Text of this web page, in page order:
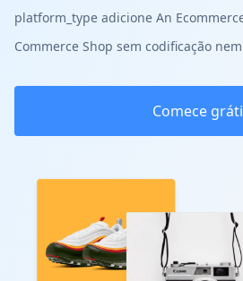
platform_type adicione An
Commerce Shop sem codificação
Comece